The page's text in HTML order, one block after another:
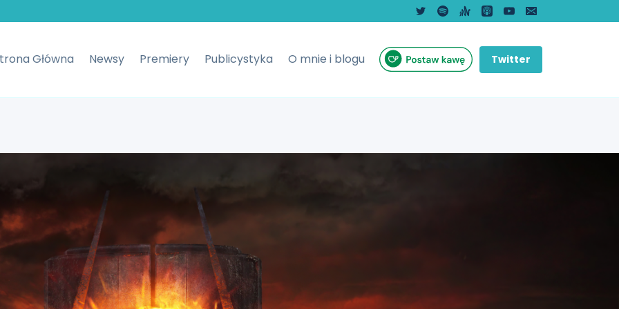
Główna Newsy Premiery Publicystyka O mnie i blogu Twitter